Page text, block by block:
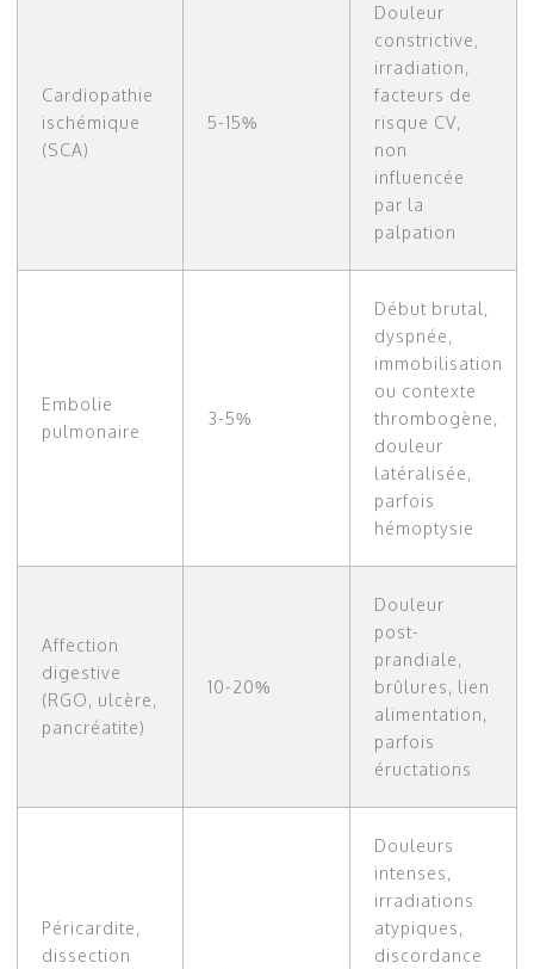
Cardiopathie
ischémique
(SCA)
5-15%
Douleur
constrictive,
irradiation,
facteurs de
risque CV,
non
influencée
par la
palpation
Embolie
pulmonaire
3-5%
Début brutal,
dyspnée,
immobilisation
ou contexte
thrombogène,
douleur
latéralisée,
parfois
hémoptysie
Affection
digestive
(RGO, ulcère,
pancréatite)
10-20%
Douleur
post-
prandiale,
brûlures, lien
alimentation,
parfois
éructations
Péricardite,
dissection
Douleurs
intenses,
irradiations
atypiques,
discordance